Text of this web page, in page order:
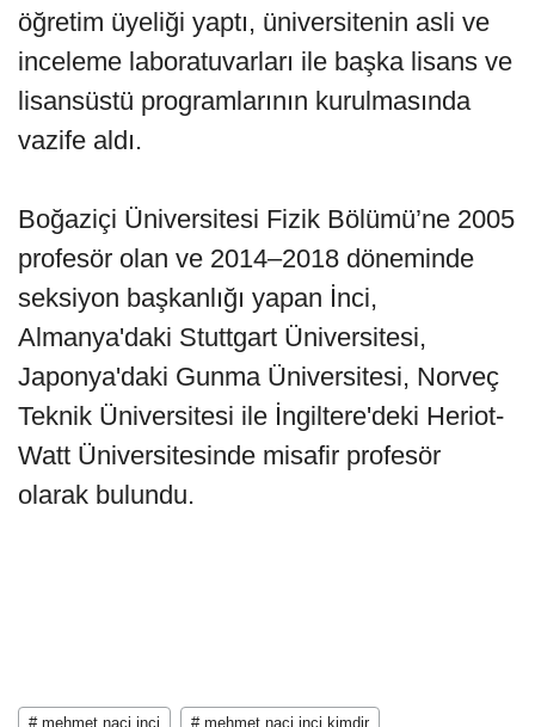
öğretim üyeliği yaptı, üniversitenin asli ve
inceleme laboratuvarları ile başka lisans ve
lisansüstü programlarının kurulmasında
vazife aldı.
Boğaziçi Üniversitesi Fizik Bölümü’ne 2005
profesör olan ve 2014–2018 döneminde
seksiyon başkanlığı yapan İnci,
Almanya'daki Stuttgart Üniversitesi,
Japonya'daki Gunma Üniversitesi, Norveç
Teknik Üniversitesi ile İngiltere'deki Heriot-
Watt Üniversitesinde misafir profesör
olarak bulundu.
# mehmet naci inci # mehmet naci inci kimdir